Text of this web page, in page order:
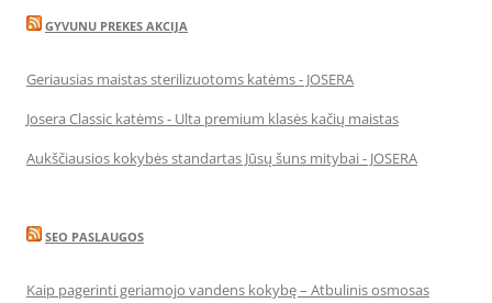
GYVUNU PREKES AKCIJA
Geriausias maistas sterilizuotoms katėms - JOSERA
Josera Classic katėms - Ulta premium klasės kačių maistas
Aukščiausios kokybės standartas Jūsų šuns mitybai - JOSERA
SEO PASLAUGOS
Kaip pagerinti geriamojo vandens kokybę – Atbulinis osmosas